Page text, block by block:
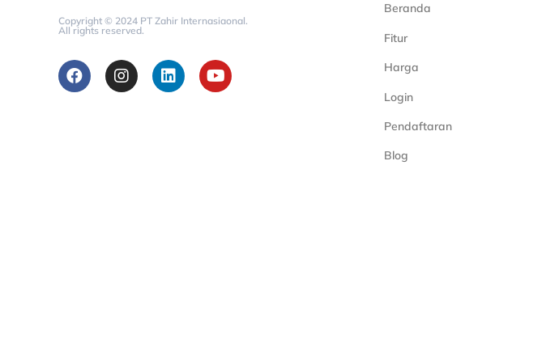
Copyright © 2024 PT Zahir Internasiaonal.
All rights reserved.
Beranda
Fitur
Harga
Login
Pendaftaran
Blog